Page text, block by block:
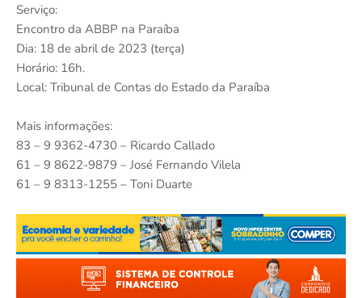
Serviço:
Encontro da ABBP na Paraíba
Dia: 18 de abril de 2023 (terça)
Horário: 16h.
Local: Tribunal de Contas do Estado da Paraíba
Mais informações:
83 – 9 9362-4730 – Ricardo Callado
61 – 9 8622-9879 – José Fernando Vilela
61 – 9 8313-1255 – Toni Duarte